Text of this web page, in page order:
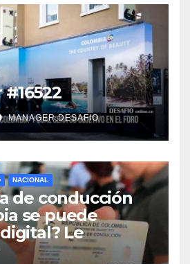
MANAGER.DESAFIO
NACIONAL
de conducción
se puede
Le